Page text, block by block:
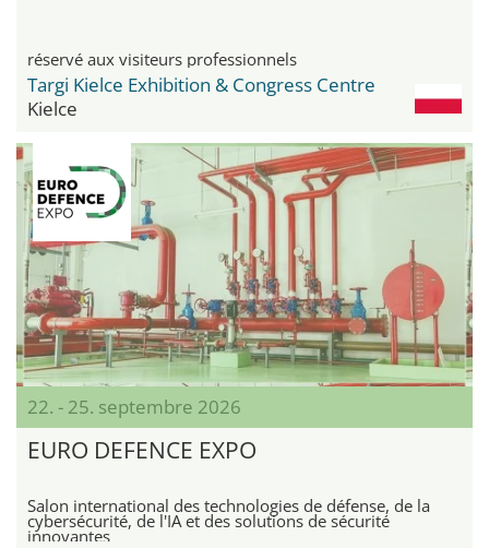
réservé aux visiteurs professionnels
Targi Kielce Exhibition & Congress Centre
Kielce
22. - 25. septembre 2026
EURO DEFENCE EXPO
Salon international des technologies de défense, de la
cybersécurité, de l'IA et des solutions de sécurité
innovantes